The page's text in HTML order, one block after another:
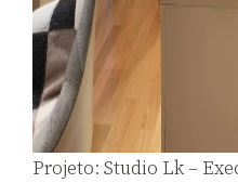
Projeto: Studio Lk –